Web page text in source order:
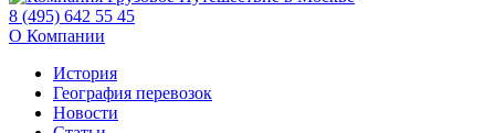
8 (495) 642 55 45
О Компании
История
География перевозок
Новости